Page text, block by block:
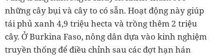
những cây bụi và cây to có sẵn. Hoạt động này giúp
tái phủ xanh 4,9 triệu hecta và trồng thêm 2 triệu
cây. Ở Burkina Faso, nông dân dựa vào kinh nghiệm
truyền thống để điều chỉnh sau các đợt hạn hán